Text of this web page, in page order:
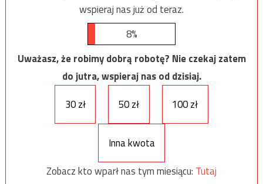
wspieraj nas już od teraz.
8%
Uważasz, że robimy dobrą robotę? Nie czekaj zatem
do jutra, wspieraj nas od dzisiaj.
30 zł
50 zł 100 zł
Inna kwota
Zobacz kto wparł nas tym miesiącu: Tutaj